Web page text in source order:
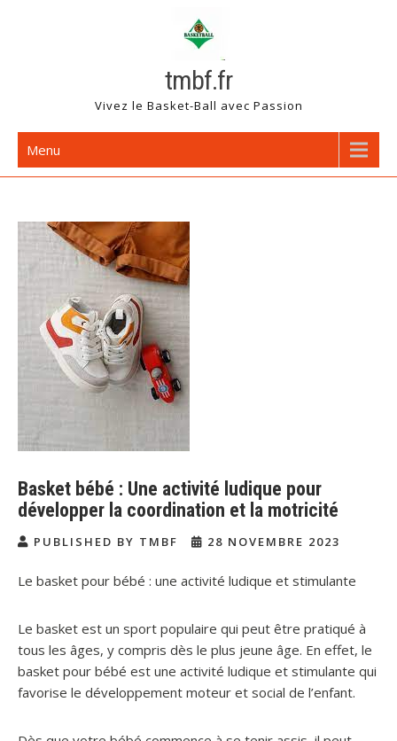
tmbf.fr
Vivez le Basket-Ball avec Passion
Menu
Basket bébé : Une activité ludique pour
développer la coordination et la motricité
PUBLISHED BY TMBF 28 NOVEMBRE 2023
Le basket pour bébé : une activité ludique et stimulante
Le basket est un sport populaire qui peut être pratiqué à
tous les âges, y compris dès le plus jeune âge. En effet, le
basket pour bébé est une activité ludique et stimulante qui
favorise le développement moteur et social de l’enfant.